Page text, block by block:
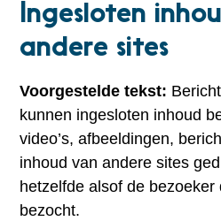
Ingesloten
andere sites
Voorgestelde tekst:
kunnen ingesloten inhoud
video’s, afbeeldingen,
inhoud van andere sites
hetzelfde alsof de
bezocht.